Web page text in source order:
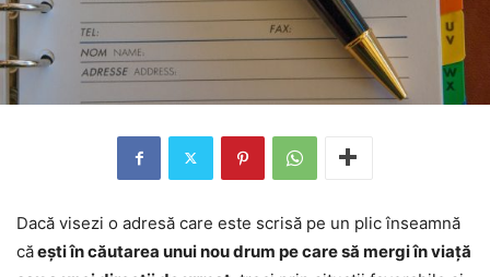
Dacă visezi o adresă care este scrisă pe un plic înseamnă
căești în căutarea unui nou drum pe care să mergi în viață